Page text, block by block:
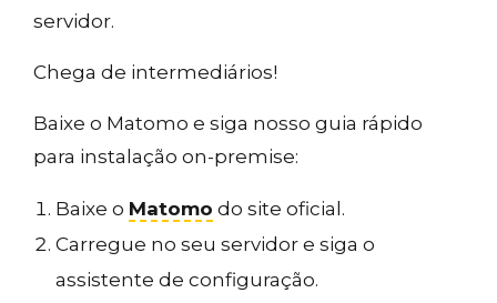
servidor.
Chega de intermediários!
Baixe o Matomo e siga nosso guia rápido
para instalação on-premise:
Baixe o Matomo do site oficial.
Carregue no seu servidor e siga o
assistente de configuração.